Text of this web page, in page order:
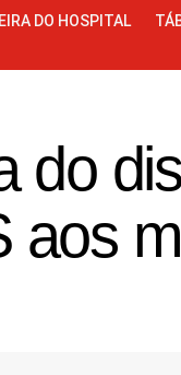
DO HOSPITAL
do
aos